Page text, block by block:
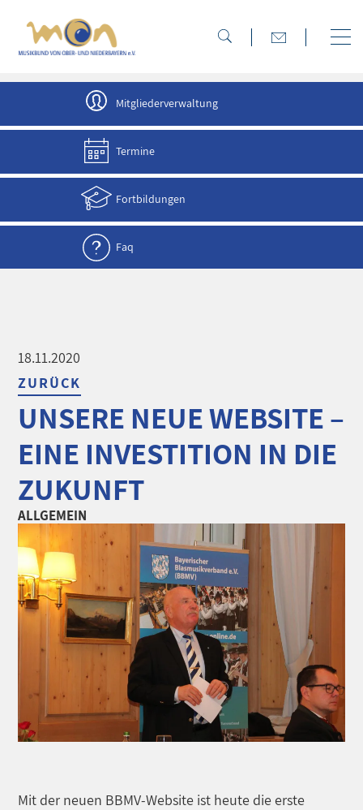
direkt zur Navigation
Mitgliederverwaltung
Termine
Fortbildungen
Faq
18.11.2020
ZURÜCK
UNSERE NEUE WEBSITE –
EINE INVESTITION IN DIE
ZUKUNFT
ALLGEMEIN
Mit der neuen BBMV-Website ist heute die erste